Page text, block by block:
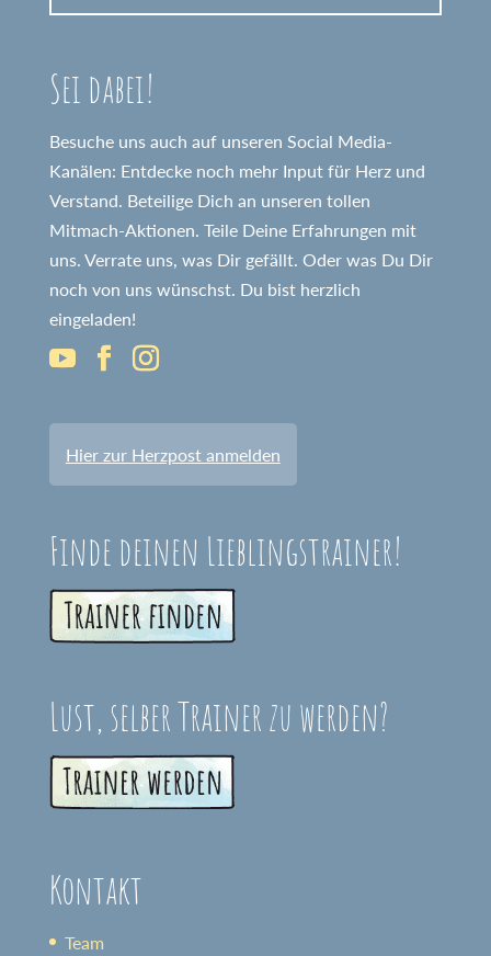
Sei dabei!
Besuche uns auch auf unseren Social Media-
Kanälen: Entdecke noch mehr Input für Herz und
Verstand. Beteilige Dich an unseren tollen
Mitmach-Aktionen. Teile Deine Erfahrungen mit
uns. Verrate uns, was Dir gefällt. Oder was Du Dir
noch von uns wünschst. Du bist herzlich
eingeladen!
Hier zur Herzpost anmelden
Finde deinen Lieblingstrainer!
Lust, selber Trainer zu werden?
Kontakt
Team